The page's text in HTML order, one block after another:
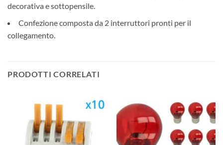
decorativa e sottopensile.
Confezione composta da 2 interruttori pronti per il
collegamento.
PRODOTTI CORRELATI